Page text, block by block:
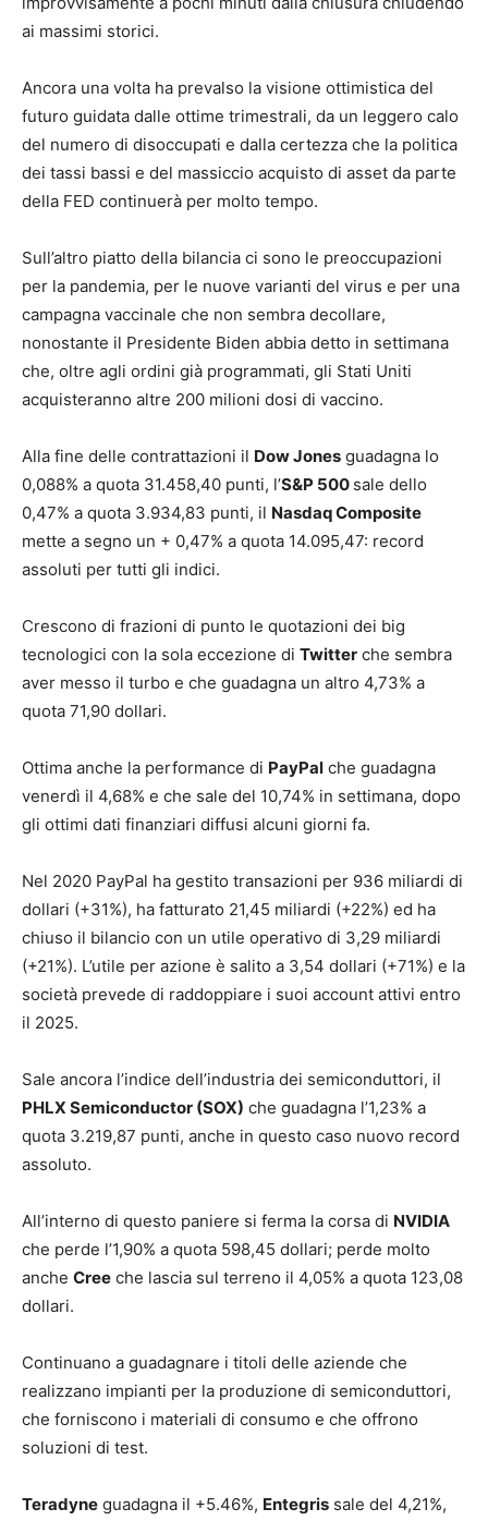
ai massimi storici.
Ancora una volta ha prevalso la visione ottimistica del
futuro guidata dalle ottime trimestrali, da un leggero calo
del numero di disoccupati e dalla certezza che la politica
dei tassi bassi e del massiccio acquisto di asset da parte
della FED continuerà per molto tempo.
Sull’altro piatto della bilancia ci sono le preoccupazioni
per la pandemia, per le nuove varianti del virus e per una
campagna vaccinale che non sembra decollare,
nonostante il Presidente Biden abbia detto in settimana
che, oltre agli ordini già programmati, gli Stati Uniti
acquisteranno altre 200 milioni dosi di vaccino.
Alla fine delle contrattazioni il Dow Jones guadagna lo
0,088% a quota 31.458,40 punti, l’S&P 500 sale dello
0,47% a quota 3.934,83 punti, il Nasdaq Composite
mette a segno un + 0,47% a quota 14.095,47: record
assoluti per tutti gli indici.
Crescono di frazioni di punto le quotazioni dei big
tecnologici con la sola eccezione di Twitter che sembra
aver messo il turbo e che guadagna un altro 4,73% a
quota 71,90 dollari.
Ottima anche la performance di PayPal che guadagna
venerdì il 4,68% e che sale del 10,74% in settimana, dopo
gli ottimi dati finanziari diffusi alcuni giorni fa.
Nel 2020 PayPal ha gestito transazioni per 936 miliardi di
dollari (+31%), ha fatturato 21,45 miliardi (+22%) ed ha
chiuso il bilancio con un utile operativo di 3,29 miliardi
(+21%). L’utile per azione è salito a 3,54 dollari (+71%) e la
società prevede di raddoppiare i suoi account attivi entro
il 2025.
Sale ancora l’indice dell’industria dei semiconduttori, il
PHLX Semiconductor (SOX) che guadagna l’1,23% a
quota 3.219,87 punti, anche in questo caso nuovo record
assoluto.
All’interno di questo paniere si ferma la corsa di NVIDIA
che perde l’1,90% a quota 598,45 dollari; perde molto
anche Cree che lascia sul terreno il 4,05% a quota 123,08
dollari.
Continuano a guadagnare i titoli delle aziende che
realizzano impianti per la produzione di semiconduttori,
che forniscono i materiali di consumo e che offrono
soluzioni di test.
Teradyne guadagna il +5.46%, Entegris sale del 4,21%,